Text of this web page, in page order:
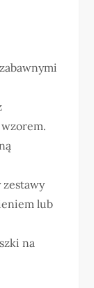
zestawy
lub
na